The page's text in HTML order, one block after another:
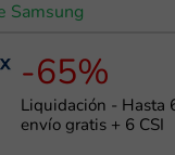
Samsung
-65%
Liquidación - Hasta
envío gratis + 6 CSI